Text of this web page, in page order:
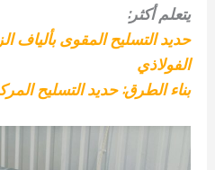
يتعلم أكثر:
حديد التسليح المقوى بألياف
الفولاذي
بناء الطرق: حديد التسليح